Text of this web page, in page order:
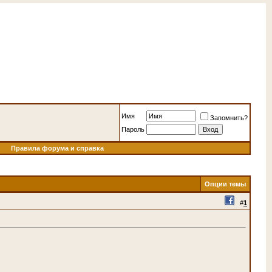
Имя
Запомнить?
Пароль
Правила форума и справка
Опции темы
#1